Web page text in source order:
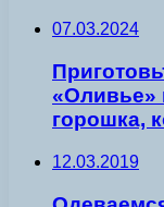
07.03.2024
«Оливье»
горошка,
12.03.2019